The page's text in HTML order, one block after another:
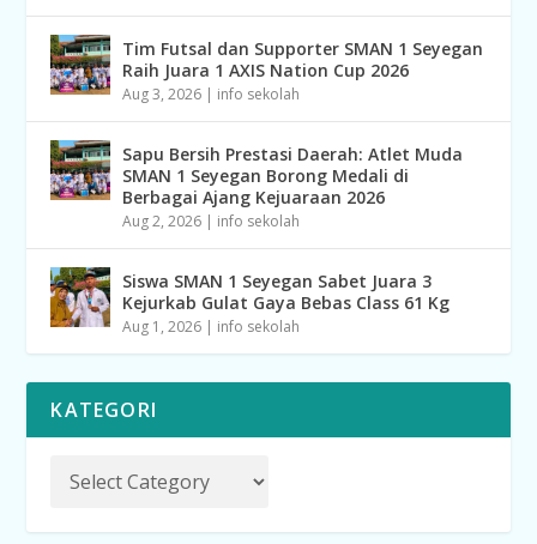
Tim Futsal dan Supporter SMAN 1 Seyegan
Raih Juara 1 AXIS Nation Cup 2026
Aug 3, 2026 | info sekolah
Sapu Bersih Prestasi Daerah: Atlet Muda
SMAN 1 Seyegan Borong Medali di
Berbagai Ajang Kejuaraan 2026
Aug 2, 2026 | info sekolah
Siswa SMAN 1 Seyegan Sabet Juara 3
Kejurkab Gulat Gaya Bebas Class 61 Kg
Aug 1, 2026 | info sekolah
KATEGORI